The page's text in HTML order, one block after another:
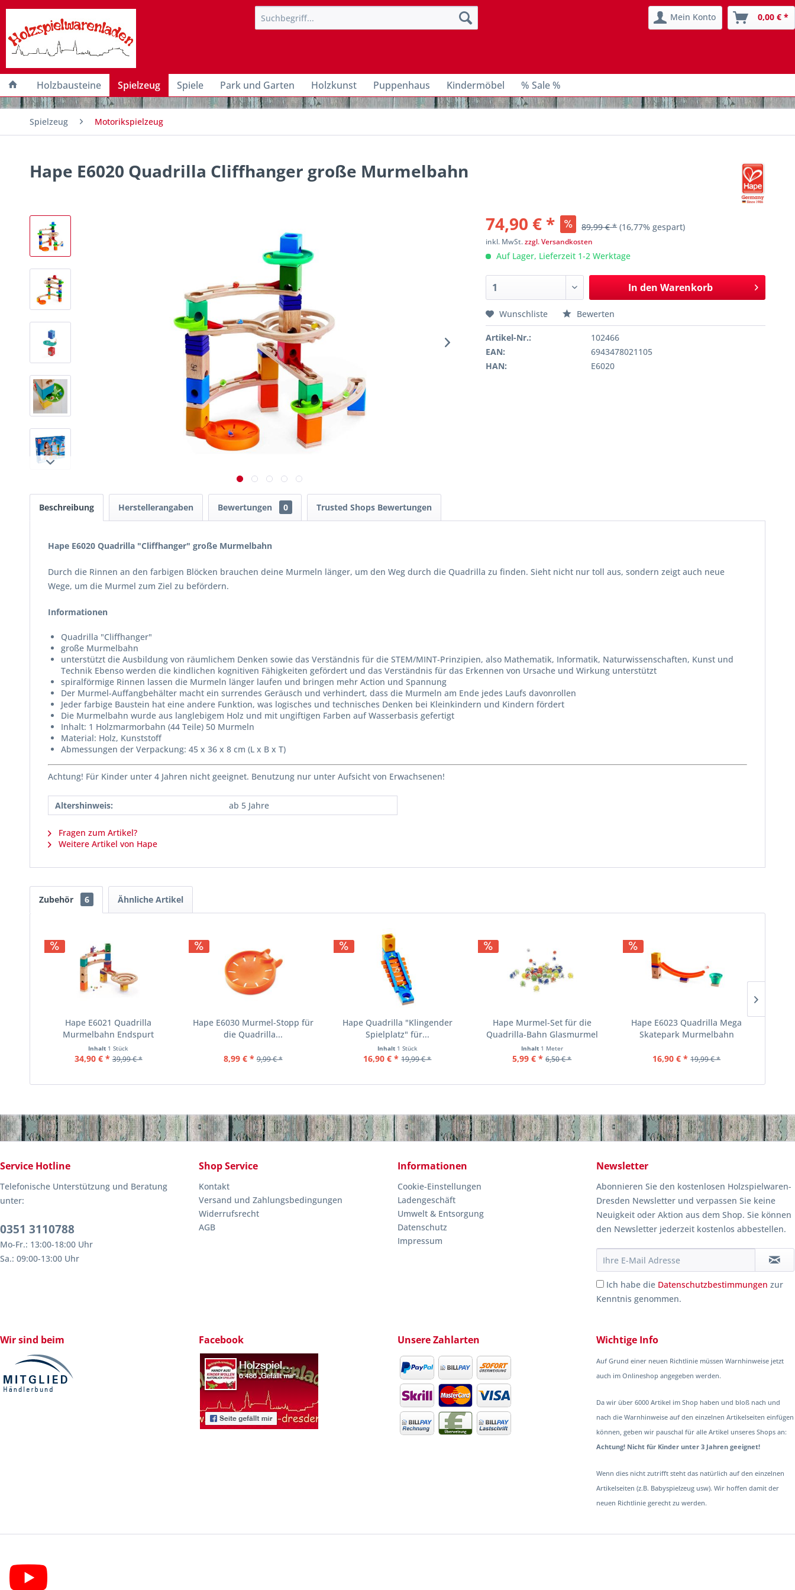
Mein Konto 0,00 € *
Holzbausteine Spielzeug Spiele Park und Garten Holzkunst Puppenhaus Kindermöbel % Sale %
Spielzeug Motorikspielzeug
Hape E6020 Quadrilla Cliffhanger große Murmelbahn
74,90 € * 89,99 € * (16,77% gespart)
inkl. MwSt.zzgl. Versandkosten
Auf Lager, Lieferzeit 1-2 Werktage
In den Warenkorb
Wunschliste Bewerten
Artikel-Nr.:
102466
EAN:
6943478021105
HAN:
E6020
Beschreibung Herstellerangaben Bewertungen 0 Trusted Shops Bewertungen
Hape E6020 Quadrilla "Cliffhanger" große Murmelbahn
Durch die Rinnen an den farbigen Blöcken brauchen deine Murmeln länger, um den Weg durch die Quadrilla zu finden. Sieht nicht nur toll aus, sondern zeigt auch neue
Wege, um die Murmel zum Ziel zu befördern.
Informationen
Quadrilla "Cliffhanger"
große Murmelbahn
unterstützt die Ausbildung von räumlichem Denken sowie das Verständnis für die STEM/MINT-Prinzipien, also Mathematik, Informatik, Naturwissenschaften, Kunst und
Technik Ebenso werden die kindlichen kognitiven Fähigkeiten gefördert und das Verständnis für das Erkennen von Ursache und Wirkung unterstützt
spiralförmige Rinnen lassen die Murmeln länger laufen und bringen mehr Action und Spannung
Der Murmel-Auffangbehälter macht ein surrendes Geräusch und verhindert, dass die Murmeln am Ende jedes Laufs davonrollen
Jeder farbige Baustein hat eine andere Funktion, was logisches und technisches Denken bei Kleinkindern und Kindern fördert
Die Murmelbahn wurde aus langlebigem Holz und mit ungiftigen Farben auf Wasserbasis gefertigt
Inhalt: 1 Holzmarmorbahn (44 Teile) 50 Murmeln
Material: Holz, Kunststoff
Abmessungen der Verpackung: 45 x 36 x 8 cm (L x B x T)
Achtung! Für Kinder unter 4 Jahren nicht geeignet. Benutzung nur unter Aufsicht von Erwachsenen!
Altershinweis: ab 5 Jahre
Fragen zum Artikel?
Weitere Artikel von Hape
Zubehör 6 Ähnliche Artikel
Hape E6021 Quadrilla
Murmelbahn Endspurt
Inhalt 1 Stück
34,90 € * 39,99 € *
Hape E6030 Murmel-Stopp für
die Quadrilla...
8,99 € * 9,99 € *
Hape Quadrilla "Klingender
Spielplatz" für...
Inhalt 1 Stück
16,90 € * 19,99 € *
Hape Murmel-Set für die
Quadrilla-Bahn Glasmurmel
Inhalt 1 Meter
5,99 € * 6,50 € *
Hape E6023 Quadrilla Mega
Skatepark Murmelbahn
16,90 € * 19,99 € *
Service Hotline
Telefonische Unterstützung und Beratung
unter:
0351 3110788
Mo-Fr.: 13:00-18:00 Uhr
Sa.: 09:00-13:00 Uhr
Shop Service
Kontakt
Versand und Zahlungsbedingungen
Widerrufsrecht
AGB
Informationen
Cookie-Einstellungen
Ladengeschäft
Umwelt & Entsorgung
Datenschutz
Impressum
Newsletter
Abonnieren Sie den kostenlosen Holzspielwaren-
Dresden Newsletter und verpassen Sie keine
Neuigkeit oder Aktion aus dem Shop. Sie können
den Newsletter jederzeit kostenlos abbestellen.
Ich habe die Datenschutzbestimmungen zur
Kenntnis genommen.
Wir sind beim Facebook Unsere Zahlarten Wichtige Info
Auf Grund einer neuen Richtlinie müssen Warnhinweise jetzt
auch im Onlineshop angegeben werden.
Da wir über 6000 Artikel im Shop haben und bloß nach und
nach die Warnhinweise auf den einzelnen Artikelseiten einfügen
können, geben wir pauschal für alle Artikel unseres Shops an:
Achtung! Nicht für Kinder unter 3 Jahren geeignet!
Wenn dies nicht zutrifft steht das natürlich auf den einzelnen
Artikelseiten (z.B. Babyspielzeug usw). Wir hoffen damit der
neuen Richtlinie gerecht zu werden.